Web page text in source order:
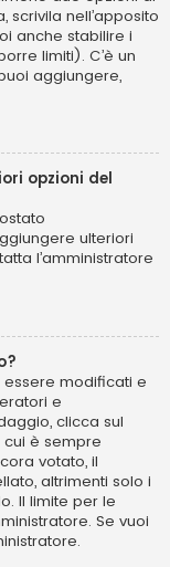
scrivila nell’apposito
anche stabilire i
limiti). C’è un
aggiungere,
opzioni del
ulteriori
l’amministratore
modificati e
e
clicca sul
è sempre
votato, il
altrimenti solo i
Il limite per le
Se vuoi